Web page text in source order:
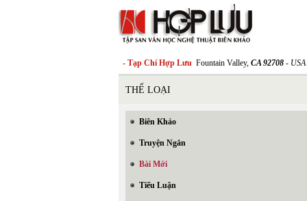
- Tạp Chí Hợp Lưu Fountain Valley, CA 92708 - USA
THỂ LOẠI
Biên Khảo
Truyện Ngắn
Bài Mới
Tiểu Luận